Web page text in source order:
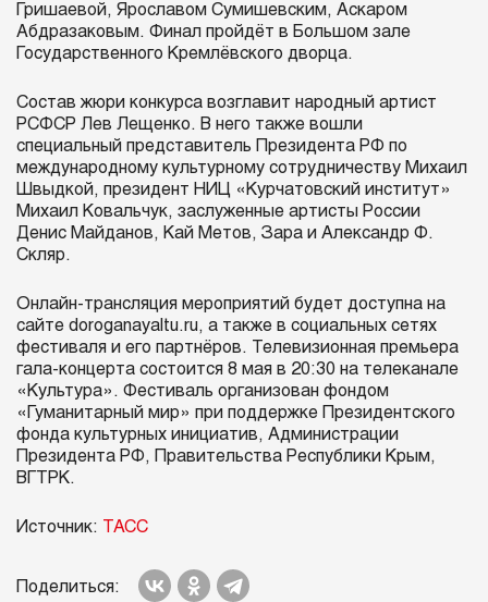
Гришаевой, Ярославом Сумишевским, Аскаром
Абдразаковым. Финал пройдёт в Большом зале
Государственного Кремлёвского дворца.
Состав жюри конкурса возглавит народный артист
РСФСР Лев Лещенко. В него также вошли
специальный представитель Президента РФ по
международному культурному сотрудничеству Михаил
Швыдкой, президент НИЦ «Курчатовский институт»
Михаил Ковальчук, заслуженные артисты России
Денис Майданов, Кай Метов, Зара и Александр Ф.
Скляр.
Онлайн-трансляция мероприятий будет доступна на
сайте doroganayaltu.ru, а также в социальных сетях
фестиваля и его партнёров. Телевизионная премьера
гала-концерта состоится 8 мая в 20:30 на телеканале
«Культура». Фестиваль организован фондом
«Гуманитарный мир» при поддержке Президентского
фонда культурных инициатив, Администрации
Президента РФ, Правительства Республики Крым,
ВГТРК.
Источник: ТАСС
Поделиться: